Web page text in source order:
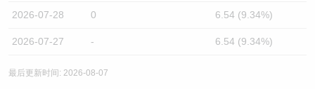
2026-07-28 0 6.54 (9.34%)
2026-07-27 - 6.54 (9.34%)
最后更新时间: 2026-08-07